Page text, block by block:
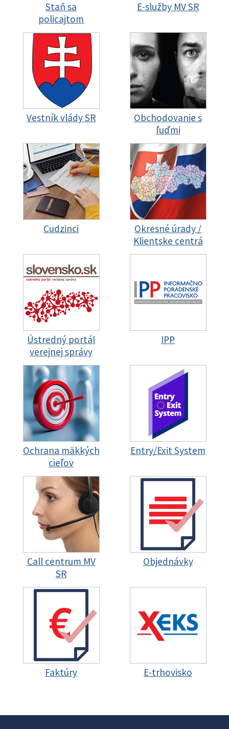
Staň sa
policajtom
E-služby MV SR
Vestník vlády SR
Obchodovanie s
ľuďmi
Cudzinci
Okresné úrady /
Klientske centrá
Ústredný portál
verejnej správy
IPP
Ochrana mäkkých
cieľov
Entry/Exit System
Call centrum MV
SR
Objednávky
Faktúry E-trhovisko